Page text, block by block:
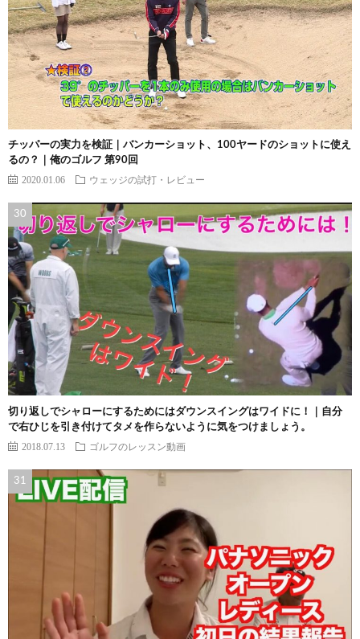
チッパーの実力を検証｜バンカーショット、100ヤードのショットに使え
るの？｜俺のゴルフ 第90回
2020.01.06 ウェッジの試打・レビュー
切り返しでシャローにするためにはダウンスイングはワイドに！｜自分
で右ひじを引き付けてタメを作らないように気をつけましょう。
2018.07.13 ゴルフのレッスン動画